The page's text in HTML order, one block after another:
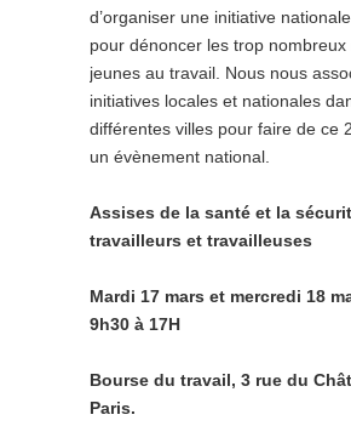
d’organiser une initiative
pour dénoncer les trop nombreux
jeunes au travail. Nous nous
initiatives locales et nationales
différentes villes pour faire de ce
un évènement national.
Assises de la santé et la
travailleurs et travailleuses
Mardi 17 mars et mercredi 18
9h30 à 17H
Bourse du travail, 3 rue du
Paris.